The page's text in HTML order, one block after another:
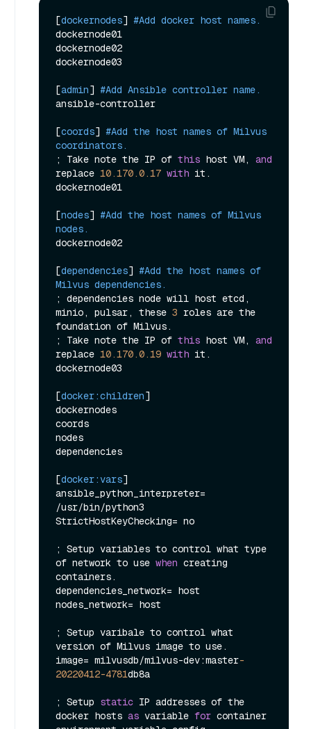
[dockernodes] #Add docker host names.
dockernode01
dockernode02
dockernode03
[admin] #Add Ansible controller name.
ansible-controller
[coords] #Add the host names of Milvus
coordinators.
; Take note the IP of this host VM, and
replace 10.170.0.17 with it.
dockernode01
[nodes] #Add the host names of Milvus
nodes.
dockernode02
[dependencies] #Add the host names of
Milvus dependencies.
; dependencies node will host etcd,
minio, pulsar, these 3 roles are the
foundation of Milvus.
; Take note the IP of this host VM, and
replace 10.170.0.19 with it.
dockernode03
[docker:children]
dockernodes
coords
nodes
dependencies
[docker:vars]
ansible_python_interpreter=
/usr/bin/python3
StrictHostKeyChecking= no
; Setup variables to control what type
of network to use when creating
containers.
dependencies_network= host
nodes_network= host
; Setup varibale to control what
version of Milvus image to use.
image= milvusdb/milvus-dev:master-
20220412-4781db8a
; Setup static IP addresses of the
docker hosts as variable for container